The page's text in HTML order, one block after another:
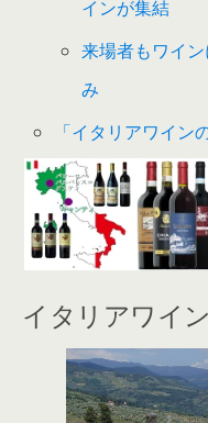
インが集結
来場者もワイ
み
「イタリアワイン
イタリアワイ